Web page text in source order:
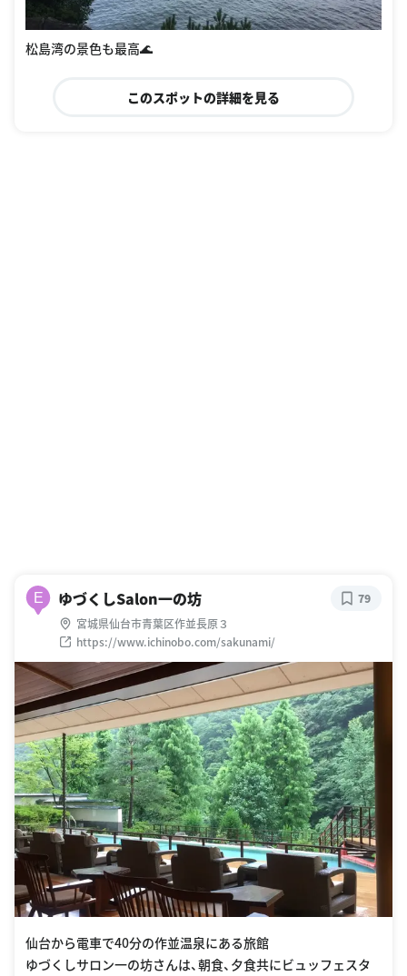
松島湾の景色も最高🌊
このスポットの詳細を見る
E ゆづくしSalon一の坊
宮城県仙台市青葉区作並長原３
https://www.ichinobo.com/sakunami/
79
仙台から電車で40分の作並温泉にある旅館
ゆづくしサロン一の坊さんは、朝食、夕食共にビュッフェスタ